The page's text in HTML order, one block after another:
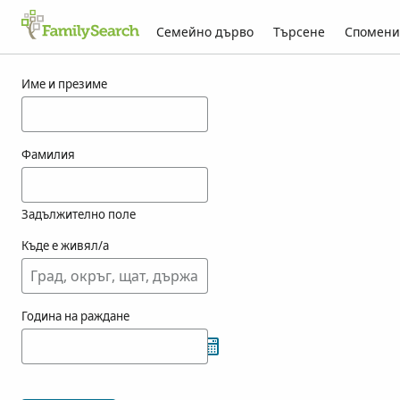
Семейно дърво Търсене Спомени
Име и презиме
Фамилия
Задължително поле
Къде е живял/а
Година на раждане